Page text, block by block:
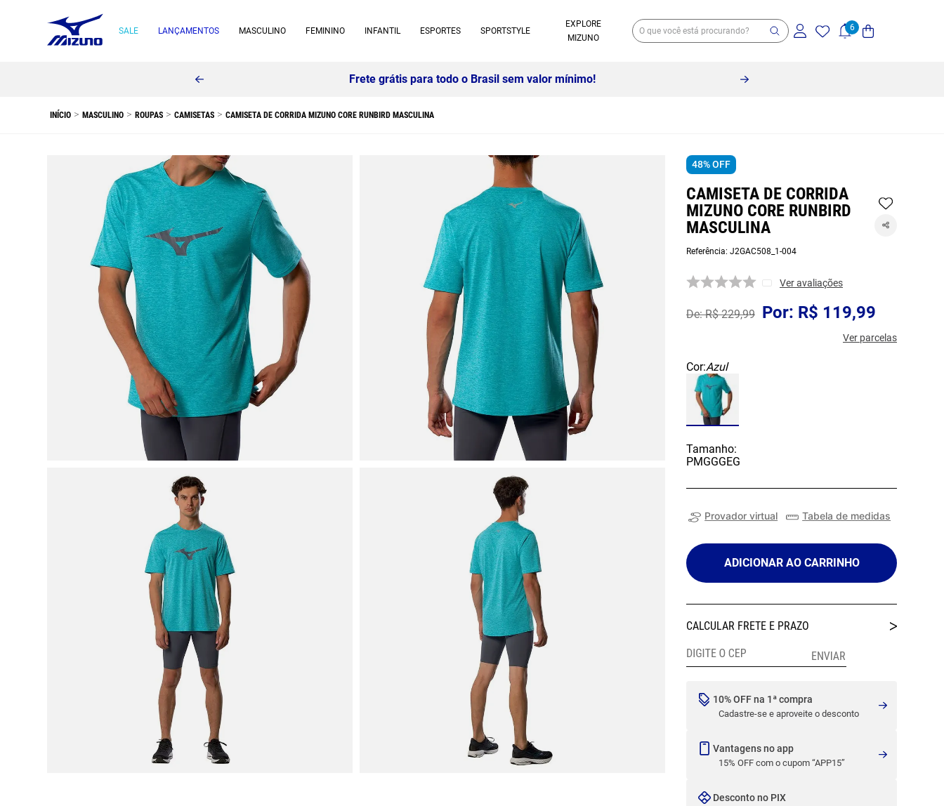
SALE LANÇAMENTOS MASCULINO FEMININO INFANTIL ESPORTES SPORTSTYLE
EXPLORE
MIZUNO
Frete grátis para todo o Brasil sem valor mínimo!
MASCULINO ROUPAS CAMISETAS CAMISETA DE CORRIDA MIZUNO CORE RUNBIRD MASCULINA
48%OFF
CAMISETA DE CORRIDA
MIZUNO CORE RUNBIRD
MASCULINA
Referência: J2GAC508_1-004
Ver avaliações
R$ 229,99 R$ 119,99
Ver parcelas
Cor:Azul
Tamanho:
PMGGGEG
Provador virtual Tabela de medidas
ADICIONAR AO CARRINHO
10% OFF na 1ª compra
Cadastre-se e aproveite o desconto
Vantagens no app
15% OFF com o cupom “APP15”
Desconto no PIX